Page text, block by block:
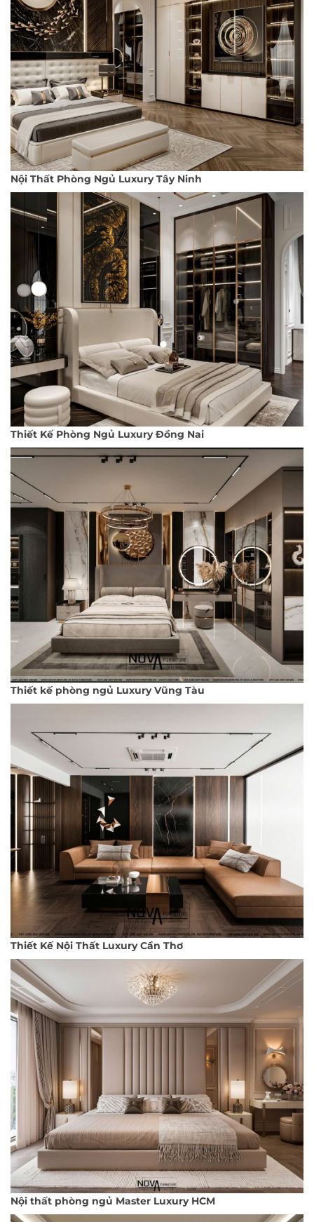
Nội Thất Phòng Ngủ Luxury Tây Ninh
Thiết Kế Phòng Ngủ Luxury Đồng Nai
Thiết kế phòng ngủ Luxury Vũng Tàu
Thiết Kế Nội Thất Luxury Cần Thơ
Nội thất phòng ngủ Master Luxury HCM